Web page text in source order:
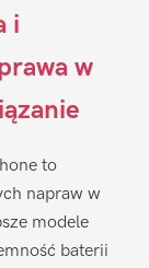
i
w
to
napraw w
modele
baterii